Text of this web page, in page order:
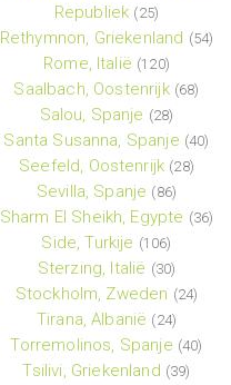
Republiek (25)
Rethymnon, Griekenland (54)
Rome, Italië (120)
Saalbach, Oostenrijk (68)
Salou, Spanje (28)
Santa Susanna, Spanje (40)
Seefeld, Oostenrijk (28)
Sevilla, Spanje (86)
Sharm El Sheikh, Egypte (36)
Side, Turkije (106)
Sterzing, Italië (30)
Stockholm, Zweden (24)
Tirana, Albanië (24)
Torremolinos, Spanje (40)
Tsilivi, Griekenland (39)